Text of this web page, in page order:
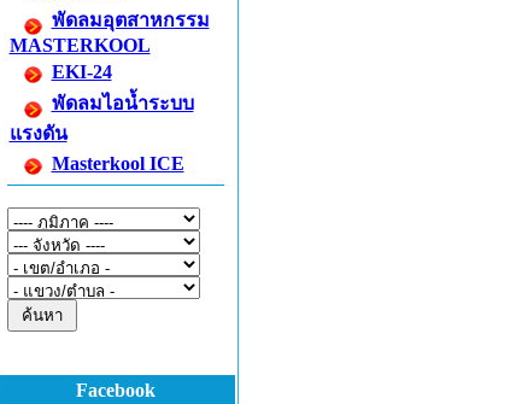
พัดลมอุตสาหกรรม
MASTERKOOL
EKI-24
พัดลมไอน้ำระบบ
แรงดัน
Masterkool ICE
Facebook